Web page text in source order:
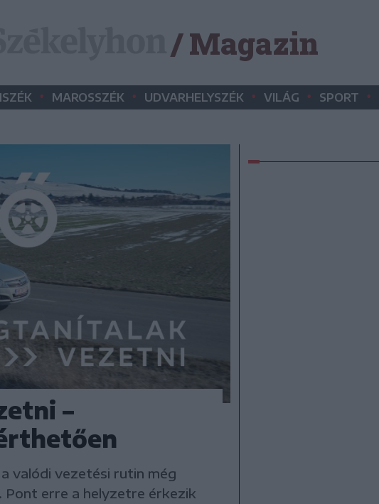
/ Magazin
• MAROSSZÉK • UDVARHELYSZÉK • VILÁG • SPORT •
–
valódi vezetési rutin még
Pont erre a helyzetre érkezik